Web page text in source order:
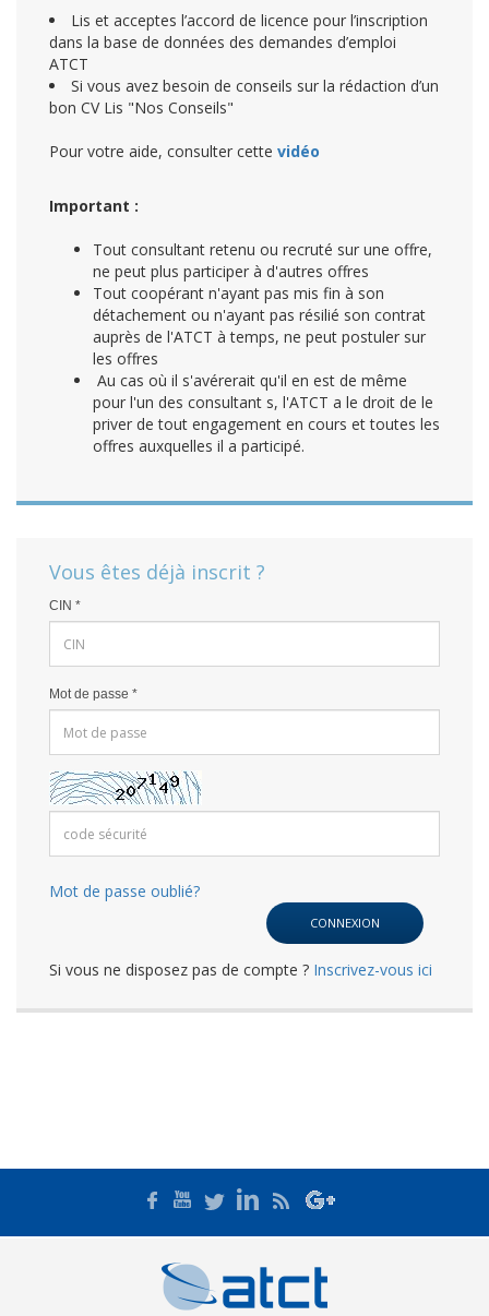
Lis et acceptes l’accord de licence pour l’inscription
dans la base de données des demandes d’emploi
ATCT
Si vous avez besoin de conseils sur la rédaction d’un
bon CV Lis "Nos Conseils"
Pour votre aide, consulter cette vidéo
Important :
Tout consultant retenu ou recruté sur une offre,
ne peut plus participer à d'autres offres
Tout coopérant n'ayant pas mis fin à son
détachement ou n'ayant pas résilié son contrat
auprès de l'ATCT à temps, ne peut postuler sur
les offres
Au cas où il s'avérerait qu'il en est de même
pour l'un des consultant s, l'ATCT a le droit de le
priver de tout engagement en cours et toutes les
offres auxquelles il a participé.
Vous êtes déjà inscrit ?
CIN *
Mot de passe *
Mot de passe oublié?
Si vous ne disposez pas de compte ? Inscrivez-vous ici